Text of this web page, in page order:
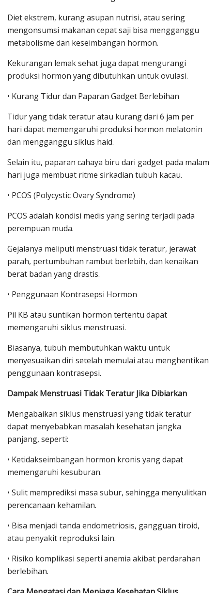
Diet ekstrem, kurang asupan nutrisi, atau sering
mengonsumsi makanan cepat saji bisa mengganggu
metabolisme dan keseimbangan hormon.
Kekurangan lemak sehat juga dapat mengurangi
produksi hormon yang dibutuhkan untuk ovulasi.
• Kurang Tidur dan Paparan Gadget Berlebihan
Tidur yang tidak teratur atau kurang dari 6 jam per
hari dapat memengaruhi produksi hormon melatonin
dan mengganggu siklus haid.
Selain itu, paparan cahaya biru dari gadget pada malam
hari juga membuat ritme sirkadian tubuh kacau.
• PCOS (Polycystic Ovary Syndrome)
PCOS adalah kondisi medis yang sering terjadi pada
perempuan muda.
Gejalanya meliputi menstruasi tidak teratur, jerawat
parah, pertumbuhan rambut berlebih, dan kenaikan
berat badan yang drastis.
• Penggunaan Kontrasepsi Hormon
Pil KB atau suntikan hormon tertentu dapat
memengaruhi siklus menstruasi.
Biasanya, tubuh membutuhkan waktu untuk
menyesuaikan diri setelah memulai atau menghentikan
penggunaan kontrasepsi.
Dampak Menstruasi Tidak Teratur Jika Dibiarkan
Mengabaikan siklus menstruasi yang tidak teratur
dapat menyebabkan masalah kesehatan jangka
panjang, seperti:
• Ketidakseimbangan hormon kronis yang dapat
memengaruhi kesuburan.
• Sulit memprediksi masa subur, sehingga menyulitkan
perencanaan kehamilan.
• Bisa menjadi tanda endometriosis, gangguan tiroid,
atau penyakit reproduksi lain.
• Risiko komplikasi seperti anemia akibat perdarahan
berlebihan.